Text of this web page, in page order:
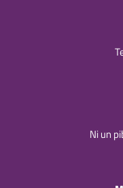
Ni un